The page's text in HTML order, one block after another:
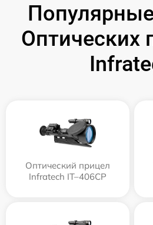
Оптических
Оптический прицел
Infratech IT–406СP